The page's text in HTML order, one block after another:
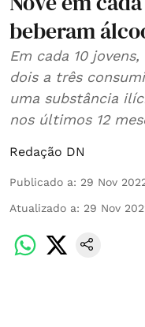
beberam
Em cada 10
dois a três
uma substância
nos últimos 12
Redação DN
Publicado a: 29 Nov
Atualizado a: 29 Nov